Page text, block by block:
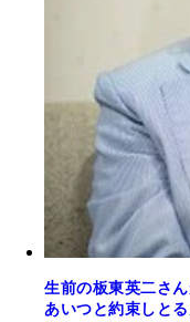
生前の板東英二さ
あいつと約束しとる